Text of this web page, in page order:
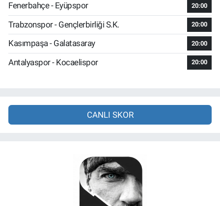
Fenerbahçe - Eyüpspor 20:00
Trabzonspor - Gençlerbirliği S.K. 20:00
Kasımpaşa - Galatasaray 20:00
Antalyaspor - Kocaelispor 20:00
CANLI SKOR